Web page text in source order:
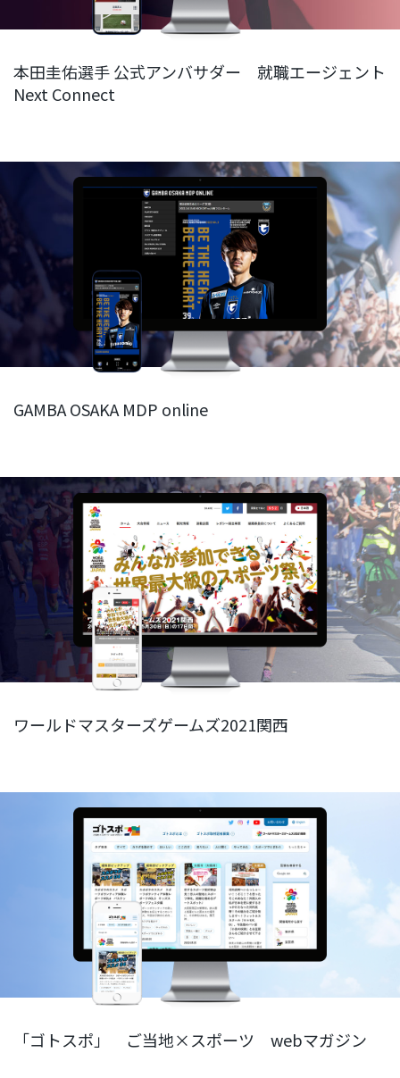
本田圭佑選手 公式アンバサダー 就職エージェント
Next Connect
GAMBA OSAKA MDP online
ワールドマスターズゲームズ2021関西
「ゴトスポ」 ご当地×スポーツ webマガジン